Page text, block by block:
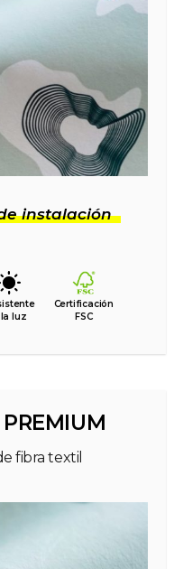
instalación
luz
Certificación
FSC
fibra textil